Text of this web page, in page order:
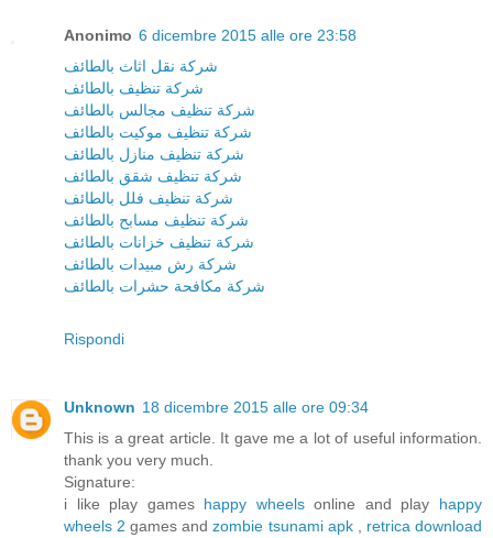
Anonimo 6 dicembre 2015 alle ore 23:58
شركة نقل اثاث بالطائف
شركة تنظيف بالطائف
شركة تنظيف مجالس بالطائف
شركة تنظيف موكيت بالطائف
شركة تنظيف منازل بالطائف
شركة تنظيف شقق بالطائف
شركة تنظيف فلل بالطائف
شركة تنظيف مسابح بالطائف
شركة تنظيف خزانات بالطائف
شركة رش مبيدات بالطائف
شركة مكافحة حشرات بالطائف
Rispondi
Unknown 18 dicembre 2015 alle ore 09:34
This is a great article. It gave me a lot of useful information.
thank you very much.
Signature:
i like play games happy wheelsonline and play happy
wheels 2 games andzombie tsunami apk, retrica download